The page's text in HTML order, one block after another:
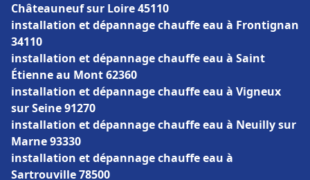
Châteauneuf sur Loire 45110
installation et dépannage chauffe eau à Frontignan
34110
installation et dépannage chauffe eau à Saint
Étienne au Mont 62360
installation et dépannage chauffe eau à Vigneux
sur Seine 91270
installation et dépannage chauffe eau à Neuilly sur
Marne 93330
installation et dépannage chauffe eau à
Sartrouville 78500